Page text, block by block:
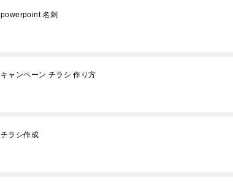
powerpoint 名刺
キャンペーン チラシ 作り方
チラシ作成